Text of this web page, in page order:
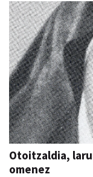
Otoitzaldia,
omenez